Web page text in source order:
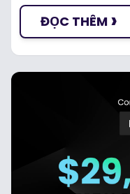
ĐỌC THÊM ›